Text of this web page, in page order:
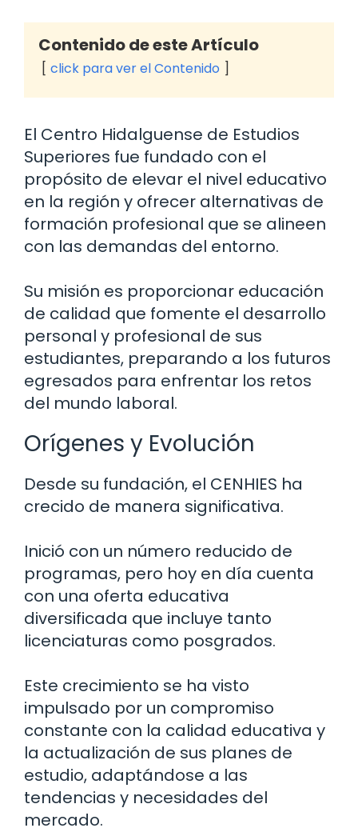
Contenido de este Artículo
click para ver el Contenido
El Centro Hidalguense de Estudios
Superiores fue fundado con el
propósito de elevar el nivel educativo
en la región y ofrecer alternativas de
formación profesional que se alineen
con las demandas del entorno.
Su misión es proporcionar educación
de calidad que fomente el desarrollo
personal y profesional de sus
estudiantes, preparando a los futuros
egresados para enfrentar los retos
del mundo laboral.
Orígenes y Evolución
Desde su fundación, el CENHIES ha
crecido de manera significativa.
Inició con un número reducido de
programas, pero hoy en día cuenta
con una oferta educativa
diversificada que incluye tanto
licenciaturas como posgrados.
Este crecimiento se ha visto
impulsado por un compromiso
constante con la calidad educativa y
la actualización de sus planes de
estudio, adaptándose a las
tendencias y necesidades del
mercado.